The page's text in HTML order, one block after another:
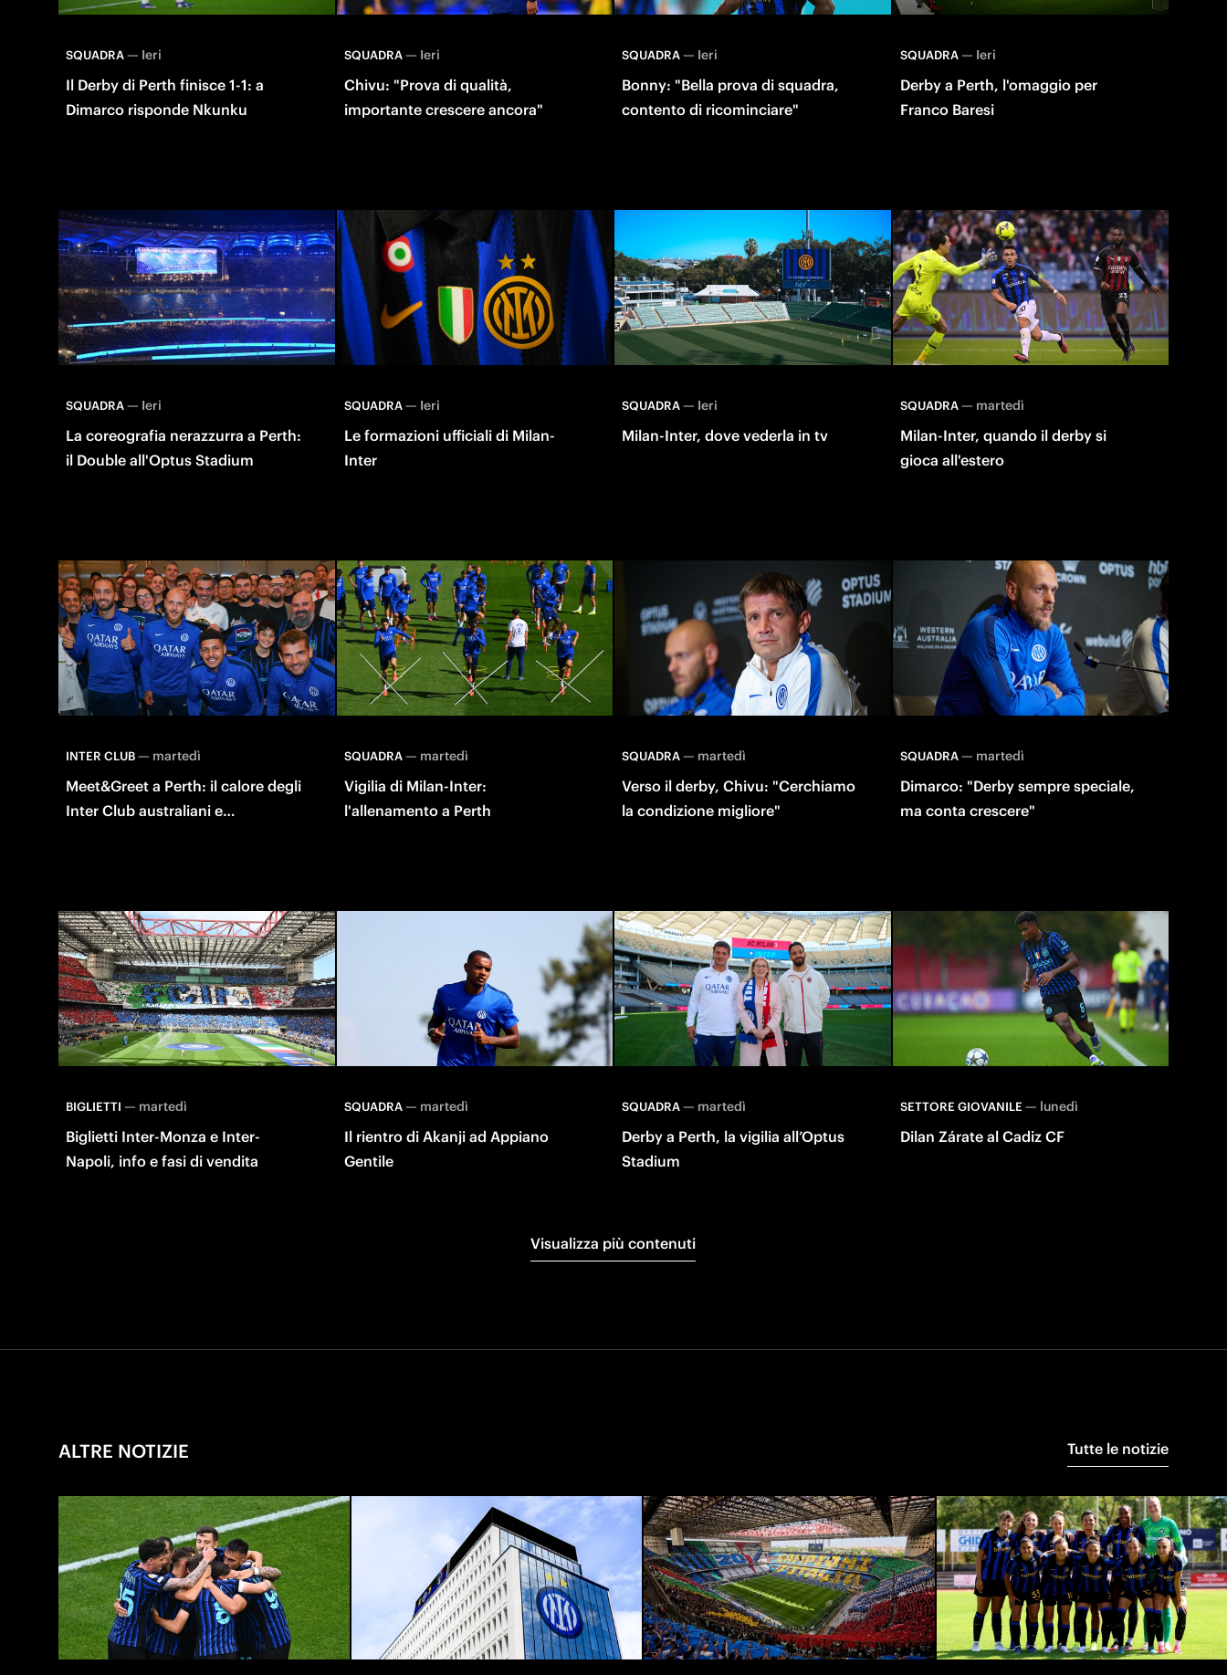
SQUADRA— Ieri
Il Derby di Perth finisce 1-1: a
Dimarco risponde Nkunku
SQUADRA — Ieri
Chivu: "Prova di qualità,
importante crescere ancora"
SQUADRA— Ieri
Bonny: "Bella prova di squadra,
contento di ricominciare"
SQUADRA — Ieri
Derby a Perth, l'omaggio per
Franco Baresi
SQUADRA— Ieri
La coreografia nerazzurra a Perth:
il Double all'Optus Stadium
SQUADRA — Ieri
Le formazioni ufficiali di Milan-
Inter
SQUADRA— Ieri
Milan-Inter, dove vederla in tv
SQUADRA — martedì
Milan-Inter, quando il derby si
gioca all'estero
INTER CLUB— martedì
Meet&Greet a Perth: il calore degli
Inter Club australiani e
SQUADRA — martedì
Vigilia di Milan-Inter:
l'allenamento a Perth
SQUADRA— martedì
Verso il derby, Chivu: "Cerchiamo
la condizione migliore"
SQUADRA — martedì
Dimarco: "Derby sempre speciale,
ma conta crescere"
BIGLIETTI — martedì
Biglietti Inter-Monza e Inter-
Napoli, info e fasi di vendita
SQUADRA — martedì
Il rientro di Akanji ad Appiano
Gentile
SQUADRA— martedì
Derby a Perth, la vigilia all’Optus
Stadium
SETTORE GIOVANILE — lunedì
Dilan Zárate al Cadiz CF
Visualizza più contenuti
ALTRE NOTIZIE Tutte le notizie